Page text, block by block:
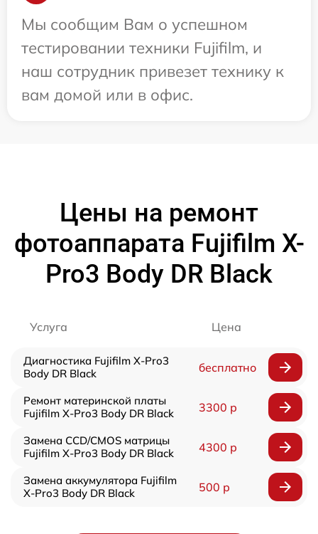
Мы сообщим Вам о успешном
тестировании техники Fujifilm, и
наш сотрудник привезет технику к
вам домой или в офис.
Цены на ремонт
фотоаппарата Fujifilm X-
Pro3 Body DR Black
Услуга Цена
Диагностика Fujifilm X-Pro3
Body DR Black
бесплатно
Ремонт материнской платы
Fujifilm X-Pro3 Body DR Black
3300 р
Замена CCD/CMOS матрицы
Fujifilm X-Pro3 Body DR Black
4300 р
Замена аккумулятора Fujifilm
X-Pro3 Body DR Black
500 р